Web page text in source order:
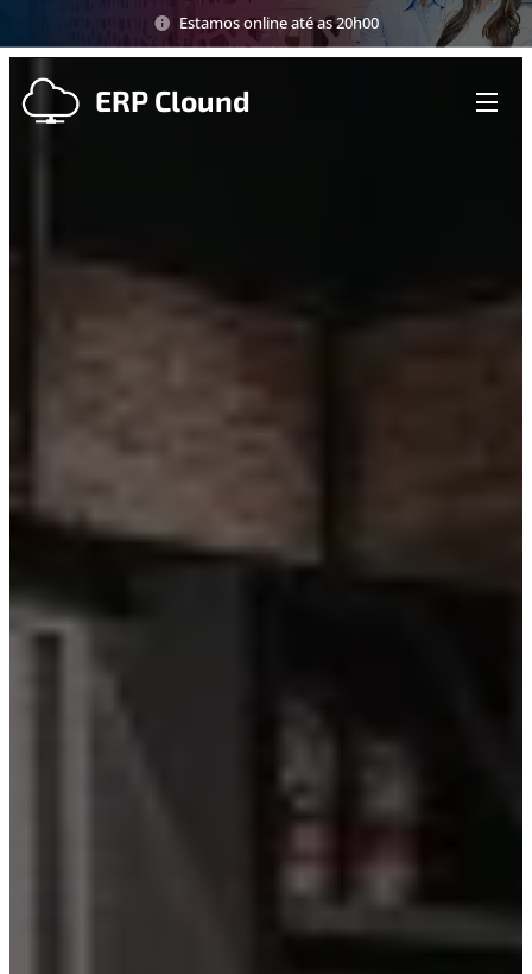
Estamos online até as 20h00
ERP Clound